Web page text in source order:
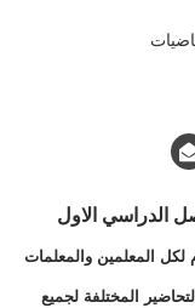
الحربي مادة الرياضيات 4 الفصل الدراسي الاول
المعلمين والمعلمات
المختلفة لجميع